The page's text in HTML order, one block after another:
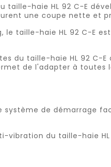
taille-haie HL 92 C-E
une coupe nette et
le taille-haie HL 92 C-E
du taille-haie HL 92 C-
de l'adapter à
système de démarrage
vibration du taille-haie